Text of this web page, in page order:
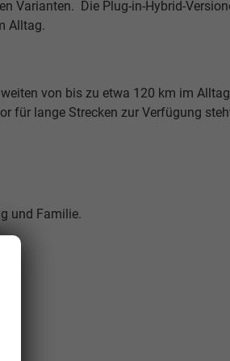
Varianten. Die Plug-in-Hybrid-
Alltag.
von bis zu etwa 120 km im
für lange Strecken zur Verfügung
und Familie.